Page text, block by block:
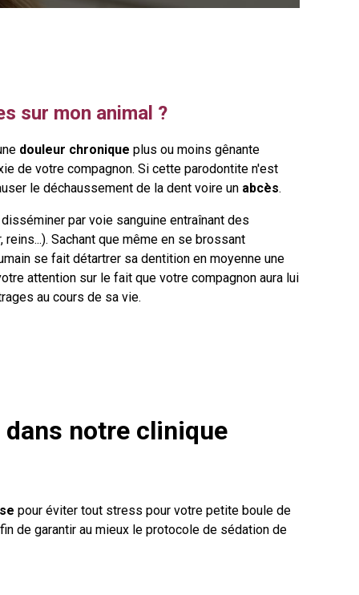
sur mon animal ?
douleur chronique plus ou moins gênante
de votre compagnon. Si cette parodontite n'est
le déchaussement de la dent voire un abcès.
par voie sanguine entraînant des
Sachant que même en se brossant
se fait détartrer sa dentition en moyenne une
attention sur le fait que votre compagnon aura lui
au cours de sa vie.
notre clinique
pour éviter tout stress pour votre petite boule de
de garantir au mieux le protocole de sédation de